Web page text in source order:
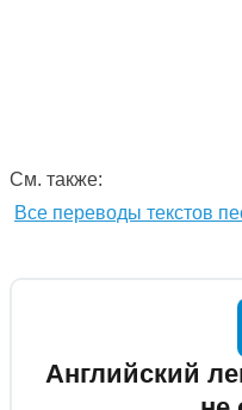
См. также:
Все переводы текстов
Английский